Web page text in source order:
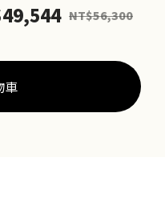
49,544 NT$56,300
車